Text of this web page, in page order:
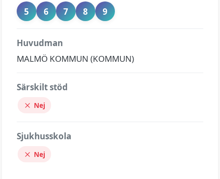
5
6 7 8 9
Huvudman
MALMÖ KOMMUN (KOMMUN)
Särskilt stöd
Nej
Sjukhusskola
Nej